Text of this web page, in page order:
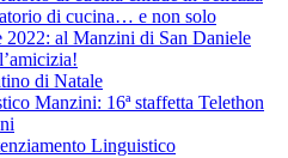
di cucina… e non solo
2022: al Manzini di San Daniele
di Natale
Manzini: 16ª staffetta Telethon
Linguistico